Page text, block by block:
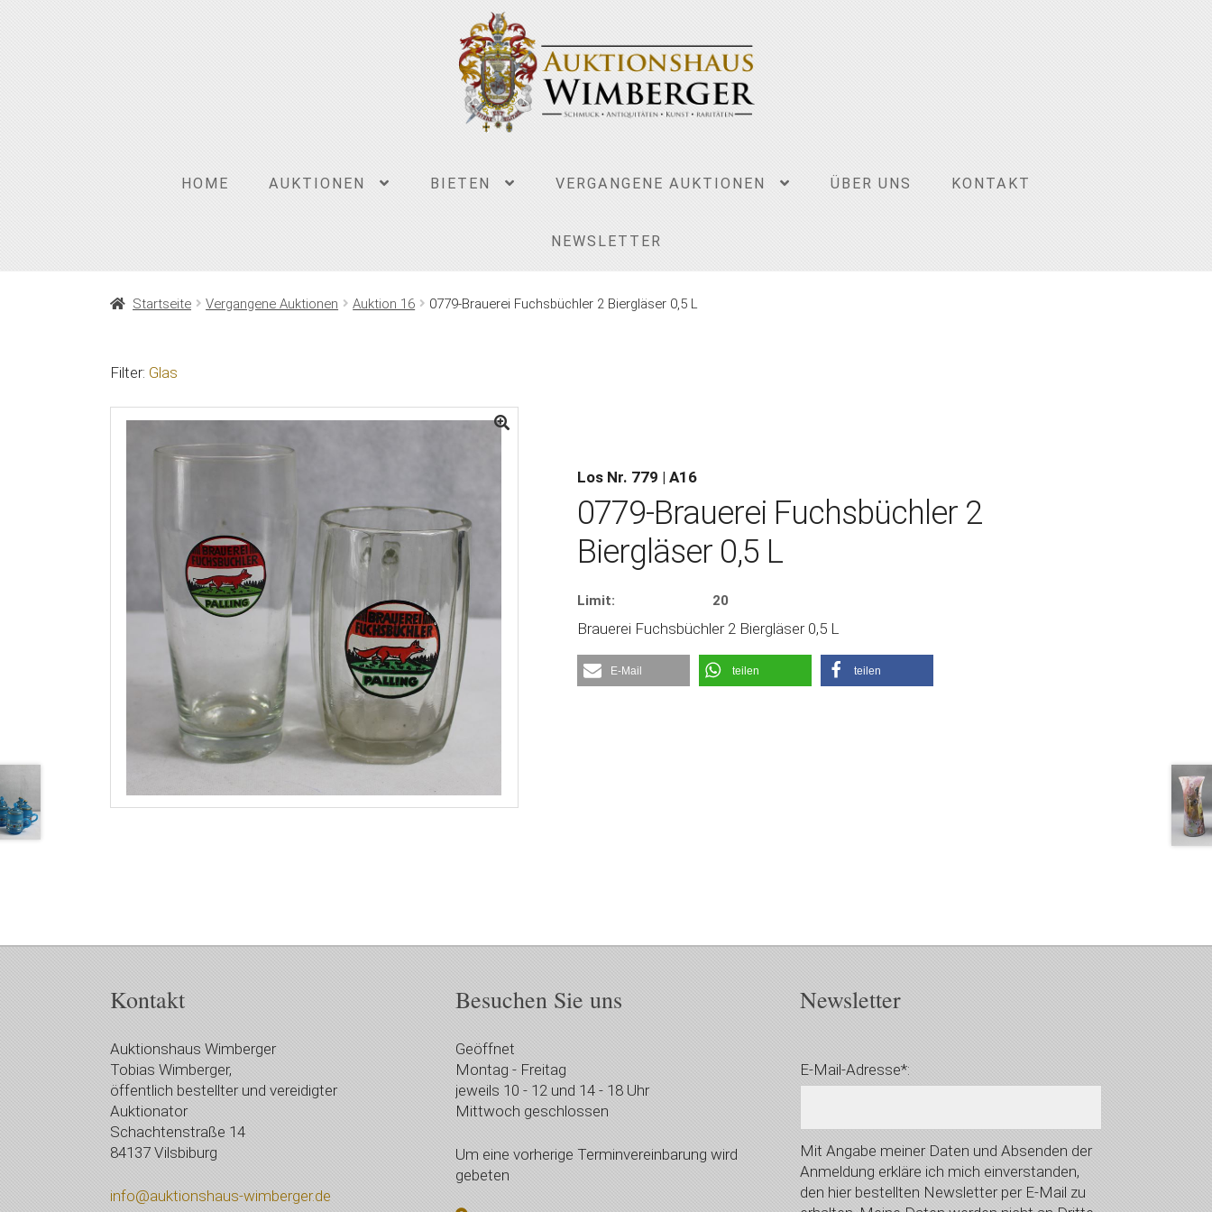
HOME AUKTIONEN BIETEN VERGANGENE AUKTIONEN ÜBER UNS KONTAKT
NEWSLETTER
Startseite Vergangene Auktionen Auktion 16 0779-Brauerei Fuchsbüchler 2 Biergläser 0,5 L
Filter: Glas
Los Nr. 779 | A16
0779-Brauerei Fuchsbüchler 2
Biergläser 0,5 L
Limit: 20
Brauerei Fuchsbüchler 2 Biergläser 0,5 L
E-Mail teilen teilen
Kontakt
Auktionshaus Wimberger
Tobias Wimberger,
öffentlich bestellter und vereidigter
Auktionator
Schachtenstraße 14
84137 Vilsbiburg
info@auktionshaus-wimberger.de
Besuchen Sie uns
Geöffnet
Montag - Freitag
jeweils 10 - 12 und 14 - 18 Uhr
Mittwoch geschlossen
Um eine vorherige Terminvereinbarung wird
gebeten
Newsletter
E-Mail-Adresse*:
Mit Angabe meiner Daten und Absenden der
Anmeldung erkläre ich mich einverstanden,
den hier bestellten Newsletter per E-Mail zu